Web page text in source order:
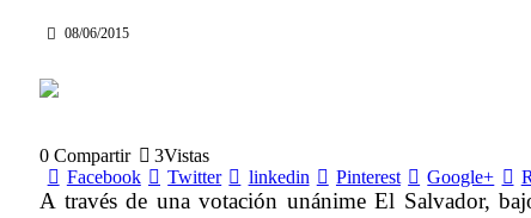
08/06/2015
0Compartir 3Vistas
Facebook
Twitter linkedin Pinterest Google+
A través de una votación unánime El Salvador,